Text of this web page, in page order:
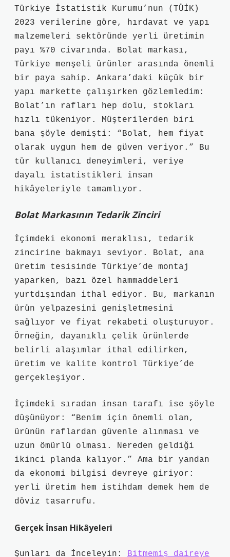
Türkiye İstatistik Kurumu’nun (TÜİK)
2023 verilerine göre, hırdavat ve yapı
malzemeleri sektöründe yerli üretimin
payı %70 civarında. Bolat markası,
Türkiye menşeli ürünler arasında önemli
bir paya sahip. Ankara’daki küçük bir
yapı markette çalışırken gözlemledim:
Bolat’ın rafları hep dolu, stokları
hızlı tükeniyor. Müşterilerden biri
bana şöyle demişti: “Bolat, hem fiyat
olarak uygun hem de güven veriyor.” Bu
tür kullanıcı deneyimleri, veriye
dayalı istatistikleri insan
hikâyeleriyle tamamlıyor.
Bolat Markasının Tedarik Zinciri
İçimdeki ekonomi meraklısı, tedarik
zincirine bakmayı seviyor. Bolat, ana
üretim tesisinde Türkiye’de montaj
yaparken, bazı özel hammaddeleri
yurtdışından ithal ediyor. Bu, markanın
ürün yelpazesini genişletmesini
sağlıyor ve fiyat rekabeti oluşturuyor.
Örneğin, dayanıklı çelik ürünlerde
belirli alaşımlar ithal edilirken,
üretim ve kalite kontrol Türkiye’de
gerçekleşiyor.
İçimdeki sıradan insan tarafı ise şöyle
düşünüyor: “Benim için önemli olan,
ürünün raflardan güvenle alınması ve
uzun ömürlü olması. Nereden geldiği
ikinci planda kalıyor.” Ama bir yandan
da ekonomi bilgisi devreye giriyor:
yerli üretim hem istihdam demek hem de
döviz tasarrufu.
Gerçek İnsan Hikâyeleri
Şunları da İnceleyin: Bitmemiş daireye